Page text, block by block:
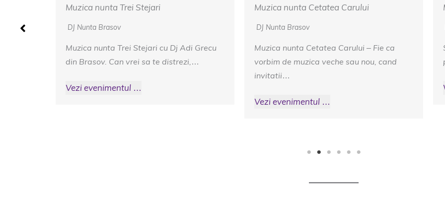
Muzica nunta Cetatea Carului
DJ Nunta Brasov
Muzica nunta Cetatea Carului – Fie ca
vorbim de muzica veche sau nou, cand
Muzica Nunta Domeniul Dambul Morii
DJ Nunta Brasov
Slagarele de odinioara vor la o incantare
pentru orice fel de invitati ati avea la…